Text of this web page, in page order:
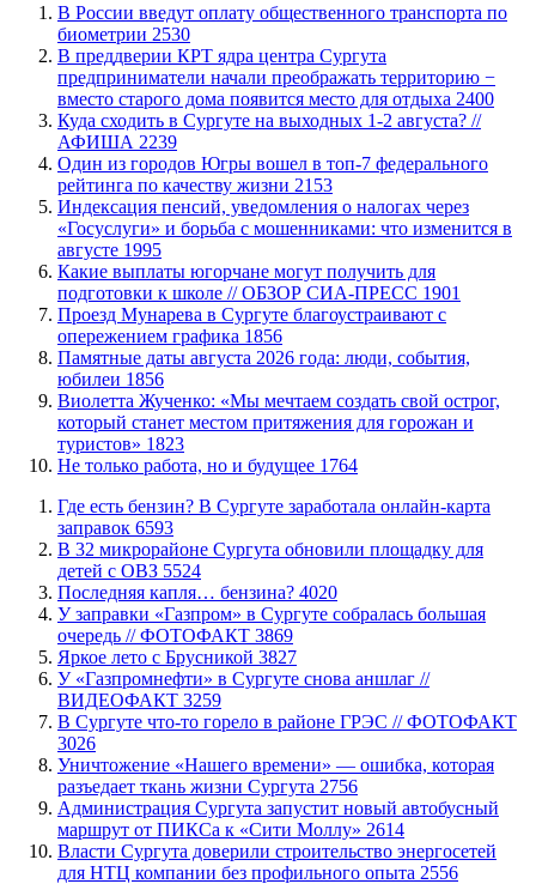
В России введут оплату общественного транспорта по
биометрии 2530
​В преддверии КРТ ядра центра Сургута
предприниматели начали преображать территорию −
вместо старого дома появится место для отдыха 2400
​Куда сходить в Сургуте на выходных 1-2 августа? //
АФИША 2239
Один из городов Югры вошел в топ-7 федерального
рейтинга по качеству жизни 2153
​Индексация пенсий, уведомления о налогах через
«Госуслуги» и борьба с мошенниками: что изменится в
августе 1995
Какие выплаты югорчане могут получить для
подготовки к школе // ОБЗОР СИА-ПРЕСС 1901
​Проезд Мунарева в Сургуте благоустраивают с
опережением графика 1856
​Памятные даты августа 2026 года: люди, события,
юбилеи 1856
Виолетта Жученко: «Мы мечтаем создать свой острог,
который станет местом притяжения для горожан и
туристов» 1823
​Не только работа, но и будущее 1764
​Где есть бензин? В Сургуте заработала онлайн-карта
заправок 6593
В 32 микрорайоне Сургута обновили площадку для
детей с ОВЗ 5524
​Последняя капля… бензина? 4020
​У заправки «Газпром» в Сургуте собралась большая
очередь // ФОТОФАКТ 3869
Яркое лето с Брусникой 3827
У «Газпромнефти» в Сургуте снова аншлаг //
ВИДЕОФАКТ 3259
​В Сургуте что-то горело в районе ГРЭС // ФОТОФАКТ
3026
​Уничтожение «Нашего времени» — ошибка, которая
разъедает ткань жизни Сургута 2756
​Администрация Сургута запустит новый автобусный
маршрут от ПИКСа к «Сити Моллу» 2614
Власти Сургута доверили строительство энергосетей
для НТЦ компании без профильного опыта 2556